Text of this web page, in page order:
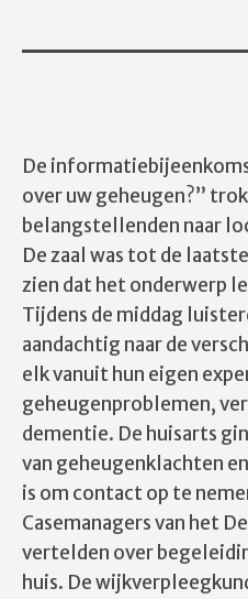
De
over uw geheugen?”
belangstellenden naar
De zaal was tot de
zien dat het onderwerp
Tijdens de middag
aandachtig naar de
elk vanuit hun eigen
geheugenproblemen,
dementie. De huisarts
van geheugenklachten
is om contact op te
Casemanagers van het
vertelden over
huis. De